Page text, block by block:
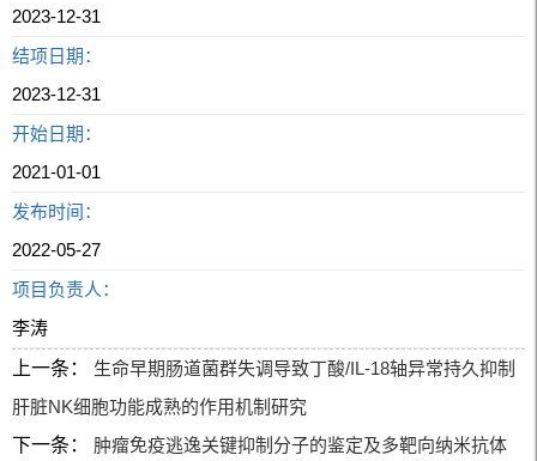
2023-12-31
结项日期：
2023-12-31
开始日期：
2021-01-01
发布时间：
2022-05-27
项目负责人：
李涛
上一条：
生命早期肠道菌群失调导致丁酸/IL-18轴异常持久抑制
肝脏NK细胞功能成熟的作用机制研究
下一条：
肿瘤免疫逃逸关键抑制分子的鉴定及多靶向纳米抗体